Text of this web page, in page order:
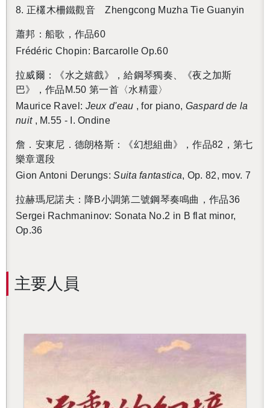
8. 正欉木柵鐵觀音Zhengcong Muzha Tie Guanyin
蕭邦：船歌，作品60
Frédéric Chopin: Barcarolle Op.60
拉威爾：《水之嬉戲》，給鋼琴獨奏、《夜之加斯
巴》，作品M.50 第一首〈水精靈〉
Maurice Ravel: Jeux d'eau , for piano, Gaspard de la
nuit, M.55 - I. Ondine
詹．安東尼．德朗格斯：《幻想組曲》，作品82，第七
樂章選段
Gion Antoni Derungs:Suita fantastica, Op. 82, mov. 7
拉赫瑪尼諾夫：降B小調第二號鋼琴奏鳴曲，作品36
Sergei Rachmaninov: Sonata No.2 in B flat minor,
Op.36
主要人員